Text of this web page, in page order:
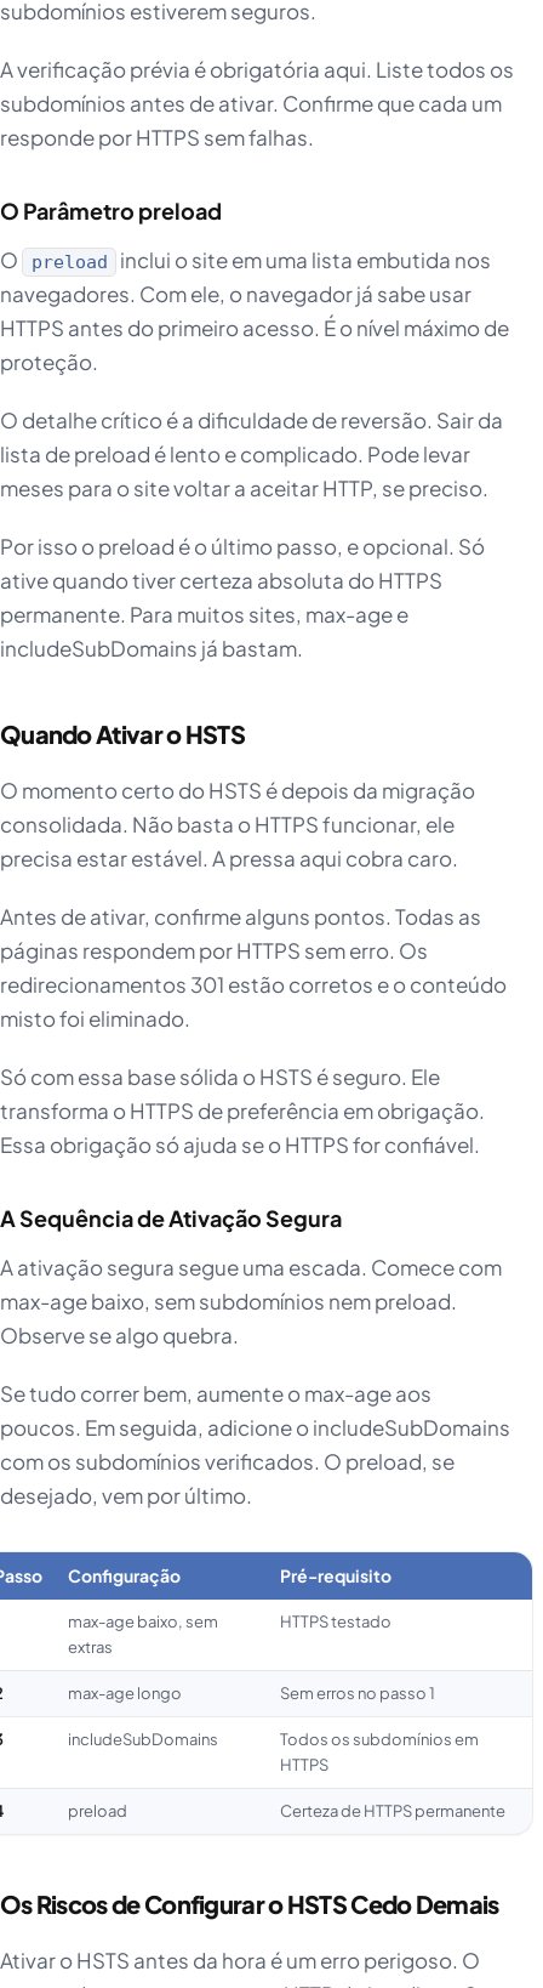
subdomínios estiverem seguros.
A verificação prévia é obrigatória aqui. Liste todos os
subdomínios antes de ativar. Confirme que cada um
responde por HTTPS sem falhas.
O Parâmetro preload
O preload
inclui o site em uma lista embutida nos
navegadores. Com ele, o navegador já sabe usar
HTTPS antes do primeiro acesso. É o nível máximo de
proteção.
O detalhe crítico é a dificuldade de reversão. Sair da
lista de preload é lento e complicado. Pode levar
meses para o site voltar a aceitar HTTP, se preciso.
Por isso o preload é o último passo, e opcional. Só
ative quando tiver certeza absoluta do HTTPS
permanente. Para muitos sites, max-age e
includeSubDomains já bastam.
Quando Ativar o HSTS
O momento certo do HSTS é depois da migração
consolidada. Não basta o HTTPS funcionar, ele
precisa estar estável. A pressa aqui cobra caro.
Antes de ativar, confirme alguns pontos. Todas as
páginas respondem por HTTPS sem erro. Os
redirecionamentos 301 estão corretos e o conteúdo
misto foi eliminado.
Só com essa base sólida o HSTS é seguro. Ele
transforma o HTTPS de preferência em obrigação.
Essa obrigação só ajuda se o HTTPS for confiável.
A Sequência de Ativação Segura
A ativação segura segue uma escada. Comece com
max-age baixo, sem subdomínios nem preload.
Observe se algo quebra.
Se tudo correr bem, aumente o max-age aos
poucos. Em seguida, adicione o includeSubDomains
com os subdomínios verificados. O preload, se
desejado, vem por último.
Configuração Pré-requisito
max-age baixo, sem
extras
HTTPS testado
max-age longo Sem erros no passo 1
includeSubDomains
Todos os subdomínios em
HTTPS
preload Certeza de HTTPS permanente
Os Riscos de Configurar o HSTS Cedo Demais
Ativar o HSTS antes da hora é um erro perigoso. O